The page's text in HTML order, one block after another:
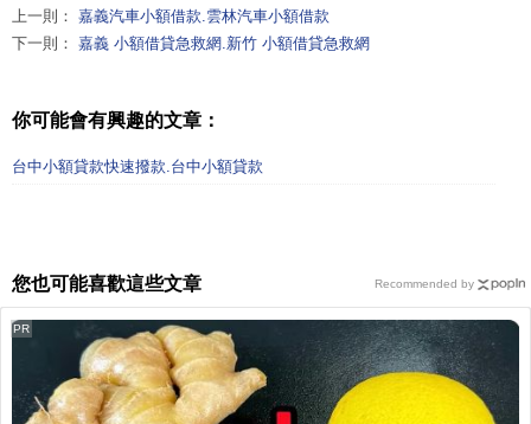
上一則： 嘉義汽車小額借款.雲林汽車小額借款
下一則： 嘉義 小額借貸急救網.新竹 小額借貸急救網
你可能會有興趣的文章：
台中小額貸款快速撥款.台中小額貸款
您也可能喜歡這些文章
PR
Recommended by